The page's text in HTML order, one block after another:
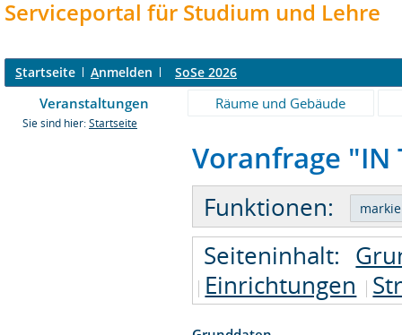
Serviceportal für Studium und Lehre
Startseite Anmelden SoSe 2026
Veranstaltungen Räume und Gebäude
Sie sind hier: Startseite
Voranfrage "IN
Funktionen:
Seiteninhalt:
Einrichtungen